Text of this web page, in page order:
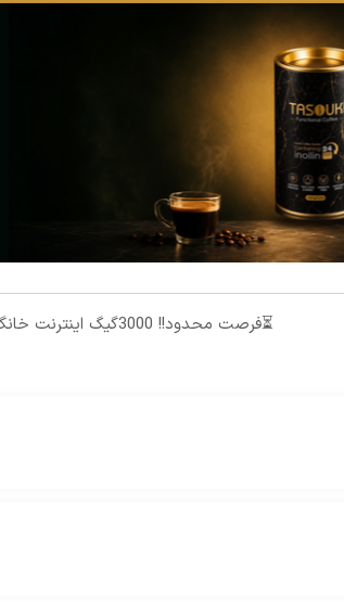
⏳فرصت محدود!! 3000گیگ اینترنت خانگی 180 روزه فقط 600 هزارتومان!!